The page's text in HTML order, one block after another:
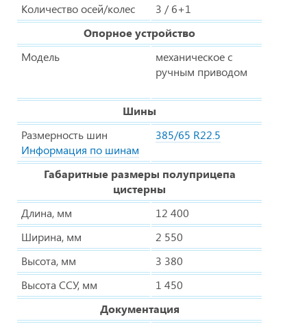
Количество осей/колес
3 / 6+1
Опорное устройство
Модель
механическое с
ручным приводом
Шины
Размерность шин
Информация по шинам
385/65 R22.5
Габаритные размеры полуприцепа
цистерны
Длина, мм
12 400
Ширина, мм
2 550
Высота, мм
3 380
Высота ССУ, мм
1 450
Документация